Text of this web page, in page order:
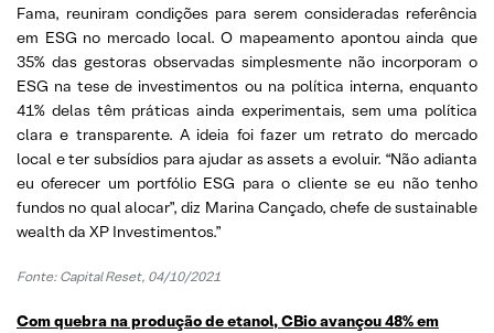
Fama, reuniram condições para serem consideradas referência
em ESG no mercado local. O mapeamento apontou ainda que
35% das gestoras observadas simplesmente não incorporam o
ESG na tese de investimentos ou na política interna, enquanto
41% delas têm práticas ainda experimentais, sem uma política
clara e transparente. A ideia foi fazer um retrato do mercado
local e ter subsídios para ajudar as assets a evoluir. “Não adianta
eu oferecer um portfólio ESG para o cliente se eu não tenho
fundos no qual alocar”, diz Marina Cançado, chefe de sustainable
wealth da XP Investimentos.”
Fonte: Capital Reset, 04/10/2021
Com quebra na produção de etanol, CBio avançou 48% em